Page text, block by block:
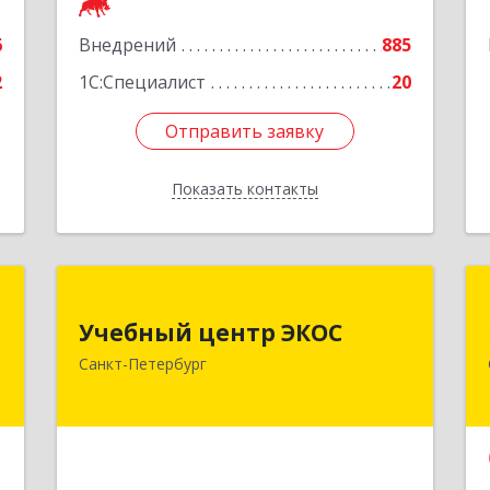
Внедрений
885
1С:Специалист
20
Отправить заявку
Показать контакты
Подробнее
Отправить заявку
Назад
Учебный центр ЭКОС
Санкт-Петербург
197342, Санкт-Петербург г,
Ушаковская набережная, 5
Подробнее